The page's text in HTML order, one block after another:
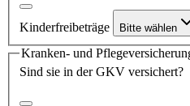
Kinderfreibeträge Bitte wählen
Kranken- und
Sind sie in der GKV versichert?